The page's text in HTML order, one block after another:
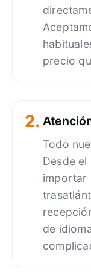
precio
2.
Todo
Desde
importar
de